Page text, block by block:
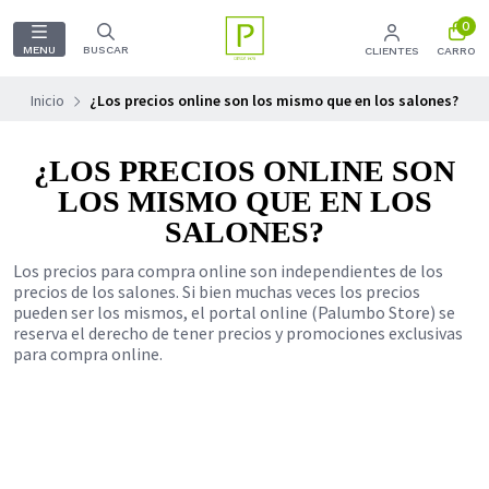
MENU BUSCAR CLIENTES
0
CARRO
Inicio ¿Los precios online son los mismo que en los salones?
¿LOS PRECIOS ONLINE SON
LOS MISMO QUE EN LOS
SALONES?
Los precios para compra online son independientes de los
precios de los salones. Si bien muchas veces los precios
pueden ser los mismos, el portal online (Palumbo Store) se
reserva el derecho de tener precios y promociones exclusivas
para compra online.